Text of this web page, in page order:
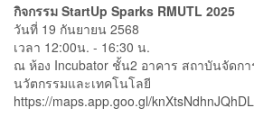
กิจกรรม StartUp Sparks RMUTL 2025
วันที่ 19 กันยายน 2568
เวลา 12:00น. - 16:30 น.
ณ ห้อง Incubator ชั้น2 อาคาร สถาบันจัดก
นวัตกรรมและเทคโนโลยี
https://maps.app.goo.gl/